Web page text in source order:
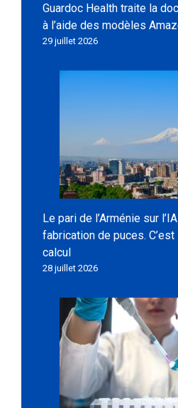
Guardoc Health traite la
à l’aide des modèles
29 juillet 2026
Le pari de l’Arménie sur
fabrication de puces.
calcul
28 juillet 2026